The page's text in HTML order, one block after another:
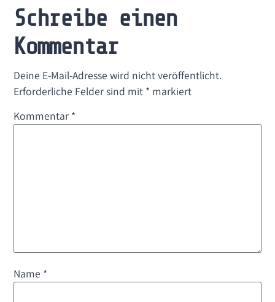
Schreibe einen
Kommentar
Deine E-Mail-Adresse wird nicht veröffentlicht.
Erforderliche Felder sind mit * markiert
Kommentar *
Name *